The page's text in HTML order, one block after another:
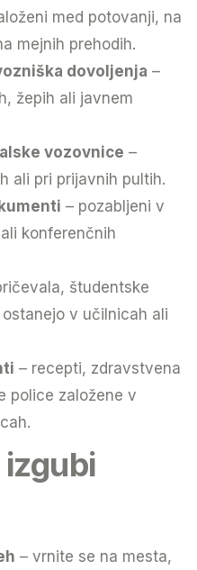
med potovanji, na
mejnih prehodih.
dovoljenja –
žepih ali javnem
vozovnice –
ali pri prijavnih pultih.
– pozabljeni v
konferenčnih
študentske
v učilnicah ali
– recepti, zdravstvena
police založene v
– vrnite se na mesta,